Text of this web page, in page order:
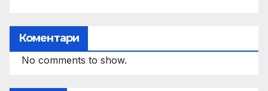
Коментари
No comments to show.